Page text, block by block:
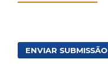
ENVIAR SUBMISSÃO